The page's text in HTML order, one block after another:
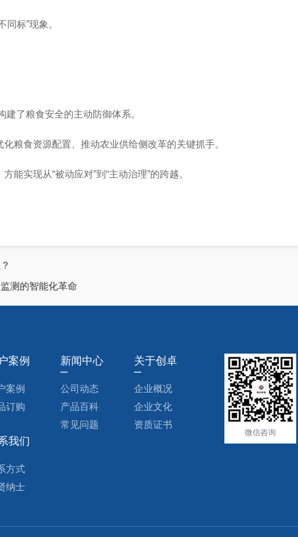
标”现象。
建了粮食安全的主动防御体系。
粮食资源配置、推动农业供给侧改革的关键抓手。
能实现从“被动应对”到“主动治理”的跨越。
测的智能化革命
案例
案例
订购
新闻中心
公司动态
产品百科
常见问题
关于创卓
企业概况
企业文化
资质证书
我们
方式
纳士
微信咨询